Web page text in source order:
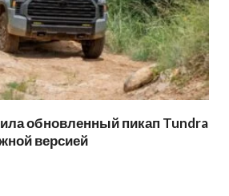
обновленный пикап Tundra
версией